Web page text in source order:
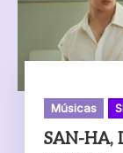
Músicas
SAN-HA,